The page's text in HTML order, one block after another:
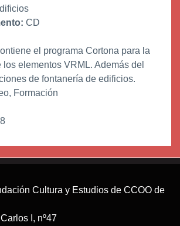
CD
el programa Cortona para la
elementos VRML. Además del
de fontanería de edificios.
Formación
Cultura y Estudios de CCOO de
I, nº47